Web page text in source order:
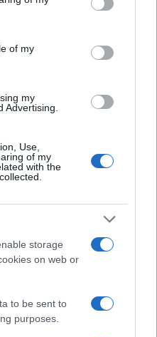
and its third-party tags to
purposes in below Google
of my
my
Advertising.
Use,
of my
with the
storage
on web or
to be sent to
purposes.
come un atteggiamento
hai imparato dalle
tua azienda.
quando
o quali sono i
lavoro tradizionali, i
bruscamente come
volta che puoi
che il colloquio è
sono i passaggi
all’intervistatore